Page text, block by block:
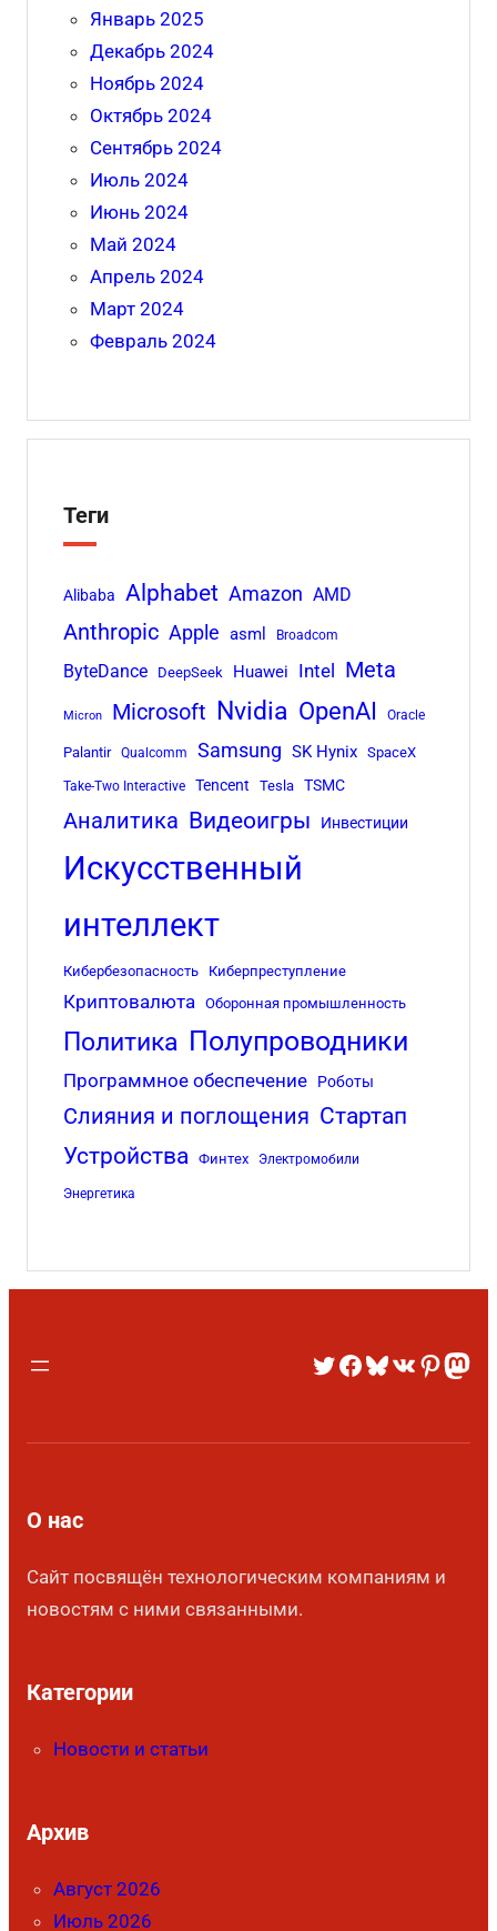
Январь 2025
Декабрь 2024
Ноябрь 2024
Октябрь 2024
Сентябрь 2024
Июль 2024
Июнь 2024
Май 2024
Апрель 2024
Март 2024
Февраль 2024
Теги
Alibaba Alphabet Amazon AMD
Anthropic Apple asml Broadcom
ByteDance DeepSeek Huawei Intel Meta
Micron Microsoft Nvidia OpenAI Oracle
Palantir Qualcomm Samsung SK Hynix SpaceX
Take-Two Interactive Tencent Tesla TSMC
Аналитика Видеоигры Инвестиции
Искусственный
интеллект
Кибербезопасность Киберпреступление
Криптовалюта Оборонная промышленность
Политика Полупроводники
Программное обеспечение Роботы
Слияния и поглощения Стартап
Устройства
Финтех Электромобили
Энергетика
О нас
Сайт посвящён технологическим компаниям и
новостям с ними связанными.
Категории
Новости и статьи
Архив
Август 2026
Июль 2026